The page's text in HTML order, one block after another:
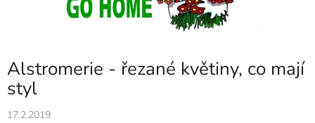
Alstromerie - řezané květiny, co mají
styl
17.2.2019